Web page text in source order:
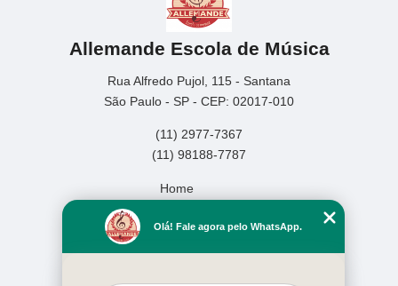
Allemande Escola de Música
Rua Alfredo Pujol, 115 - Santana
São Paulo - SP - CEP: 02017-010
(11) 2977-7367
(11) 98188-7787
Home
Missão
Serviços
Olá! Fale agora pelo WhatsApp.